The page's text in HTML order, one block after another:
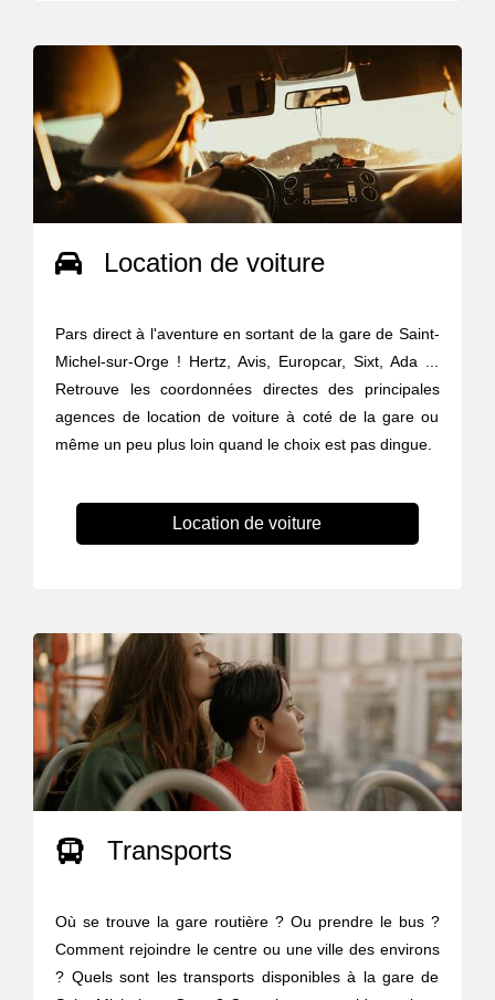
Location de voiture
Pars direct à l'aventure en sortant de la gare de Saint-
Michel-sur-Orge ! Hertz, Avis, Europcar, Sixt, Ada ...
Retrouve les coordonnées directes des principales
agences de location de voiture à coté de la gare ou
même un peu plus loin quand le choix est pas dingue.
Location de voiture
Transports
Où se trouve la gare routière ? Ou prendre le bus ?
Comment rejoindre le centre ou une ville des environs
? Quels sont les transports disponibles à la gare de